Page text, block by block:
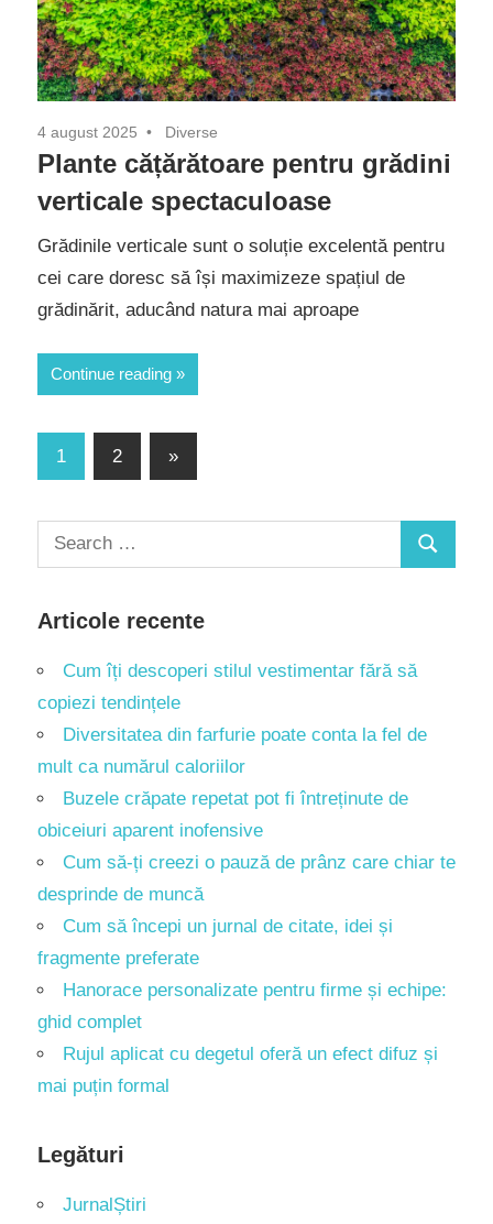
4 august 2025 Diverse
Plante cățărătoare pentru grădini
verticale spectaculoase
Grădinile verticale sunt o soluție excelentă pentru
cei care doresc să își maximizeze spațiul de
grădinărit, aducând natura mai aproape
Continue reading
Paginație
1 2
Next
»
Search
for:
Search
Articole recente
Cum îți descoperi stilul vestimentar fără să
copiezi tendințele
Diversitatea din farfurie poate conta la fel de
mult ca numărul caloriilor
Buzele crăpate repetat pot fi întreținute de
obiceiuri aparent inofensive
Cum să-ți creezi o pauză de prânz care chiar te
desprinde de muncă
Cum să începi un jurnal de citate, idei și
fragmente preferate
Hanorace personalizate pentru firme și echipe:
ghid complet
Rujul aplicat cu degetul oferă un efect difuz și
mai puțin formal
Legături
JurnalȘtiri